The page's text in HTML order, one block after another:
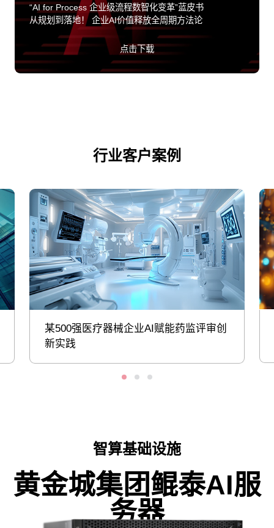
“AI for Process 企业级流程数智化变革”蓝皮书
从规划到落地！ 企业AI价值释放全周期方法论
点击下载
行业客户案例
某500强医疗器械企业AI赋能药监评审创
新实践
智算基础设施
黄金城集团鲲泰AI服
务器